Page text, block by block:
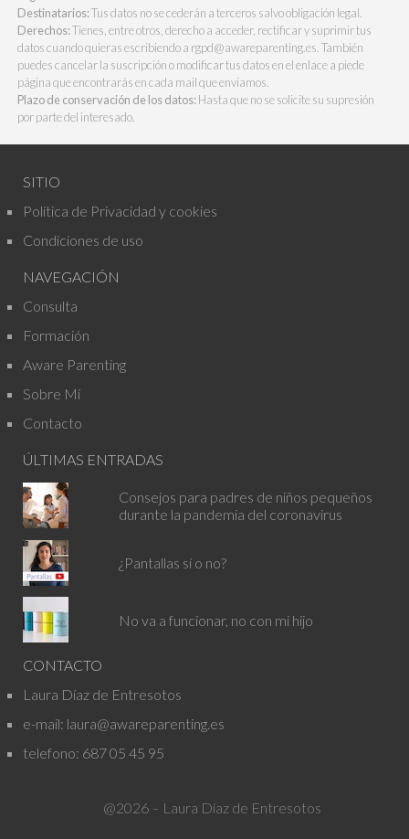
Destinatarios:Tus datos no se cederán a terceros salvo obligación legal.
Derechos:Tienes, entre otros, derecho a acceder, rectificar y suprimir tus
datos cuando quieras escribiendo a rgpd@awareparenting.es. También
puedes cancelar la suscripción o modificar tus datos en el enlace a piede
página que encontrarás en cada mail que enviamos.
Plazo de conservación de los datos: Hasta que no se solicite su supresión
por parte del interesado.
SITIO
Política de Privacidad y cookies
Condiciones de uso
NAVEGACIÓN
Consulta
Formación
Aware Parenting
Sobre Mí
Contacto
ÚLTIMAS ENTRADAS
Consejos para padres de niños pequeños
durante la pandemia del coronavirus
¿Pantallas sí o no?
No va a funcionar, no con mi hijo
CONTACTO
Laura Díaz de Entresotos
e-mail: laura@awareparenting.es
telefono: 687 05 45 95
@2026 – Laura Díaz de Entresotos